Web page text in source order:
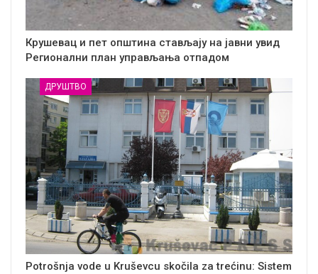
Крушевац и пет општина стављају на јавни увид
Регионални план управљања отпадом
ДРУШТВО
Potrošnja vode u Kruševcu skočila za trećinu: Sistem